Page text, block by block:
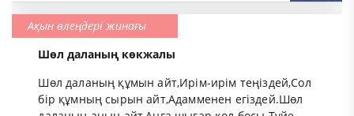
Ақын өлеңдері жинағы
Шөл даланың көкжалы
Шөл даланың құмын айт,Ирім-ирім теңіздей,Сол
бір құмның сырын айт,Адамменен егіздей.Шөл